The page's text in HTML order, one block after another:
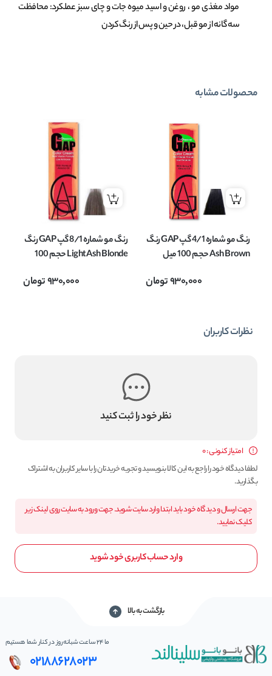
مواد مغذی مو ، روغن و اسید میوه جات و چای سبز عملکرد: محافظت
سه گانه از مو قبل، در حین و پس از رنگ کردن
محصولات مشابه
رنگ مو شماره 4/1 گپ GAP رنگ
Ash Brown حجم 100 میل
930,000تومان
رنگ مو شماره 8/1 گپ GAP رنگ
Light Ash Blonde حجم 100
930,000تومان
نظرات کاربران
نظر خود را ثبت کنید
امتیاز کنونی : 0
لطفا دیدگاه خود را راجع به این کالا بنویسید و تجربه خریدتان را با سایر کاربران به اشتراک
بگذارید.
جهت ارسال و دیدگاه خود باید ابتدا وارد سایت شوید. جهت ورود به سایت روی لینک زیر
کلیک نمایید.
وارد حساب کاربری خود شوید
بازگشت به بالا
ما 24 ساعت شبانه‌روز در کنار شما هستیم
02188628023